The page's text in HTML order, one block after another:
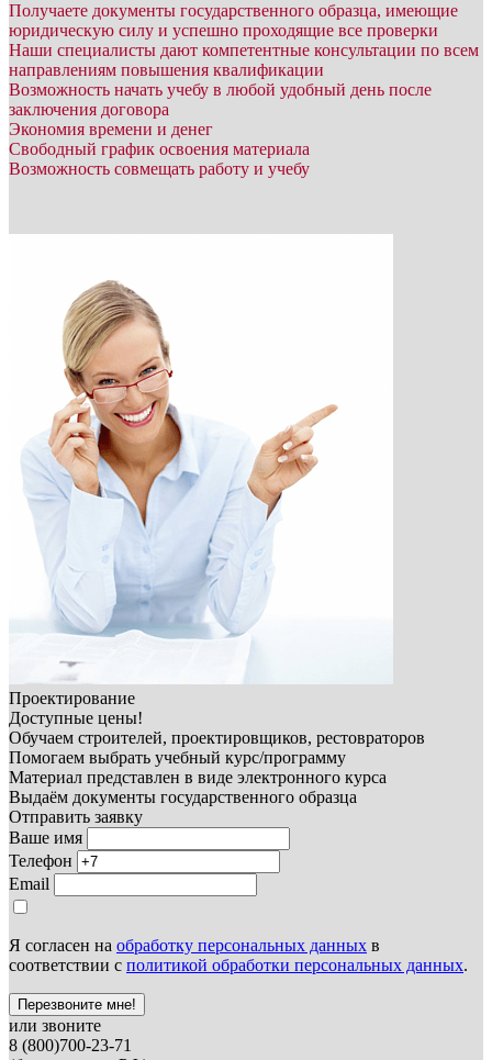
Получаете документы государственного образца, имеющие
юридическую силу и успешно проходящие все проверки
Наши специалисты дают компетентные консультации по всем
направлениям повышения квалификации
Возможность начать учебу в любой удобный день после
заключения договора
Экономия времени и денег
Свободный график освоения материала
Возможность совмещать работу и учебу
Проектирование
Доступные цены!
Обучаем строителей, проектировщиков, рестовраторов
Помогаем выбрать учебный курс/программу
Материал представлен в виде электронного курса
Выдаём документы государственного образца
Отправить заявку
Ваше имя
Телефон
Email
Я согласен на обработку персональных данных в
соответствии с политикой обработки персональных данных.
Перезвоните мне!
или звоните
8 (800)700-23-71